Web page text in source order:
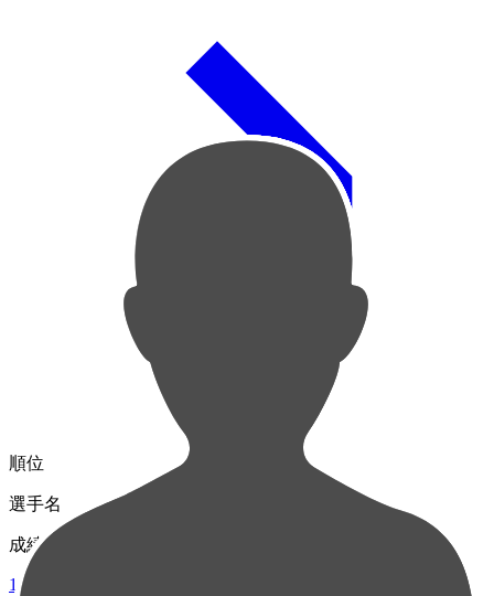
順位
選手名
成績
1